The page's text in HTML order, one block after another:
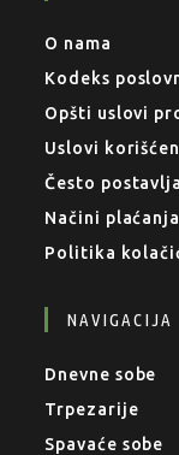
O nama
Kodeks
Opšti uslovi
Uslovi
Često
Načini
Politika
NAVIGACIJA
Dnevne sobe
Trpezarije
Spavaće sobe